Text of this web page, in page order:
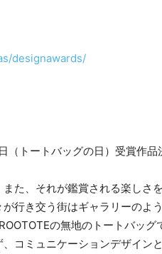
designawards/
た、それが鑑賞される楽しさ
行き交う街はギャラリーのよ
の無地のトートバッグ
コミュニケーションデザイン